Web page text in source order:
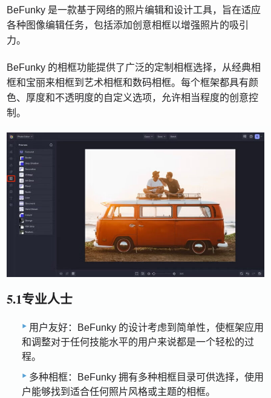
BeFunky 是一款基于网络的照片编辑和设计工具，旨在适应
各种图像编辑任务，包括添加创意相框以增强照片的吸引
力。
BeFunky 的相框功能提供了广泛的定制相框选择，从经典相
框和宝丽来相框到艺术相框和数码相框。每个框架都具有颜
色、厚度和不透明度的自定义选项，允许相当程度的创意控
制。
5.1专业人士
用户友好：BeFunky 的设计考虑到简单性，使框架应用
和调整对于任何技能水平的用户来说都是一个轻松的过
程。
多种相框：BeFunky 拥有多种相框目录可供选择，使用
户能够找到适合任何照片风格或主题的相框。